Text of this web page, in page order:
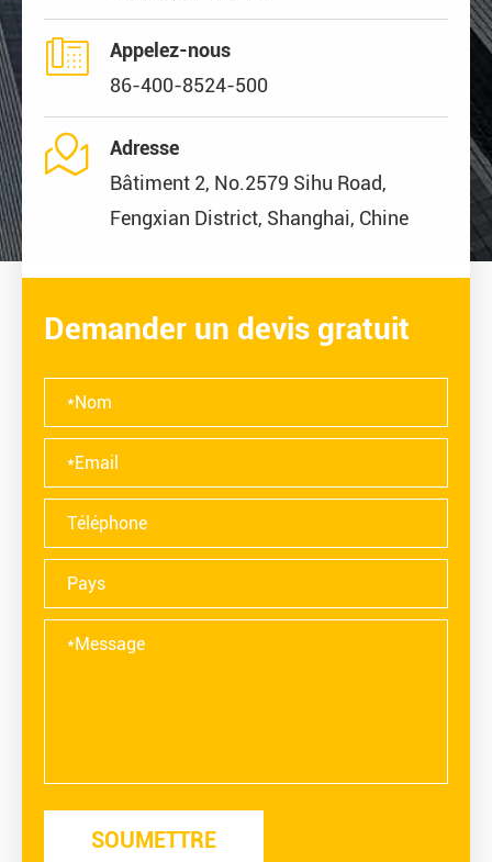

Appelez-nous
86-400-8524-500

Adresse
Bâtiment 2, No.2579 Sihu Road,
Fengxian District, Shanghai, Chine
Demander un devis gratuit